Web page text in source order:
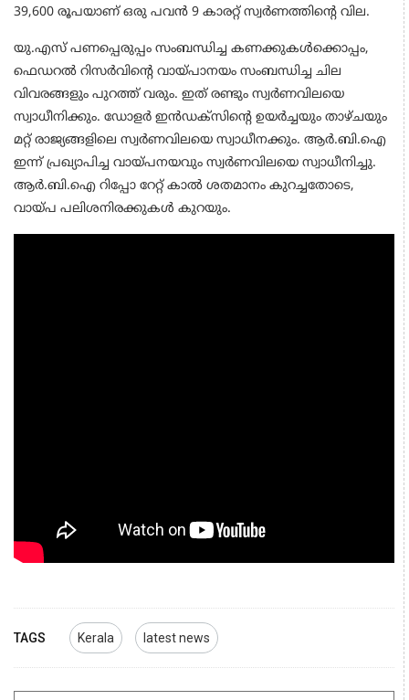
39,600 രൂപയാണ് ഒരു പവൻ 9 കാരറ്റ് സ്വർണത്തിന്‍റെ വില.
യു.എസ് പണപ്പെരുപ്പം സംബന്ധിച്ച കണക്കുകൾക്കൊപ്പം,
ഫെഡറൽ റിസർവിന്റെ വായ്പാനയം സംബന്ധിച്ച ചില
വിവരങ്ങളും പുറത്ത് വരും. ഇത് രണ്ടും സ്വർണവിലയെ
സ്വാധീനിക്കും. ഡോളർ ഇൻഡക്സിന്റെ ഉയർച്ചയും താഴ്ചയും
മറ്റ് രാജ്യങ്ങളിലെ സ്വർണവിലയെ സ്വാധീനക്കും. ആർ.ബി.ഐ
ഇന്ന് പ്രഖ്യാപിച്ച വായ്പനയവും സ്വർണവിലയെ സ്വാധീനിച്ചു.
ആർ.ബി.ഐ റിപ്പോ റേറ്റ് കാൽ ശതമാനം കുറച്ചതോടെ,
വായ്പ പലിശനിരക്കുകൾ കുറയും.
TAGS Kerala latest news